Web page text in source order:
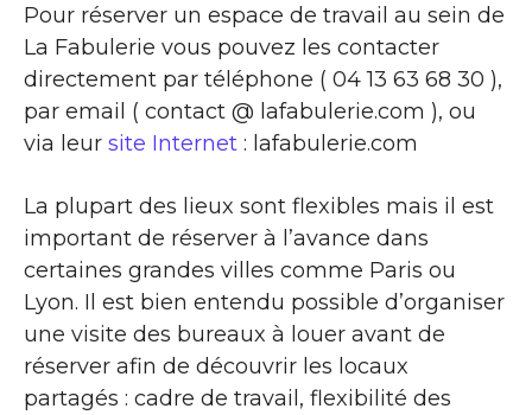
Pour réserver un espace de travail au sein de
La Fabulerie vous pouvez les contacter
directement par téléphone ( 04 13 63 68 30 ),
par email ( contact @ lafabulerie.com ), ou
via leur site Internet : lafabulerie.com
La plupart des lieux sont flexibles mais il est
important de réserver à l’avance dans
certaines grandes villes comme Paris ou
Lyon. Il est bien entendu possible d’organiser
une visite des bureaux à louer avant de
réserver afin de découvrir les locaux
partagés : cadre de travail, flexibilité des